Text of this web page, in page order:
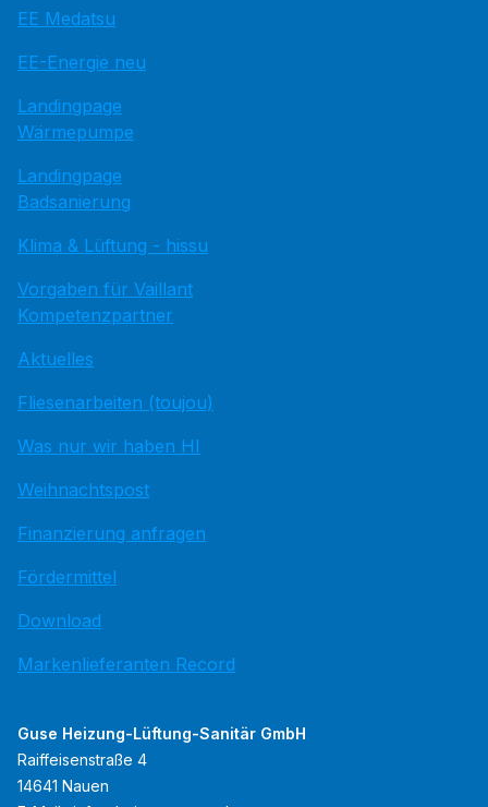
EE Medatsu
EE-Energie neu
Landingpage
Wärmepumpe
Landingpage
Badsanierung
Klima & Lüftung - hissu
Vorgaben für Vaillant
Kompetenzpartner
Aktuelles
Fliesenarbeiten (toujou)
Was nur wir haben HI
Weihnachtspost
Finanzierung anfragen
Fördermittel
Download
Markenlieferanten Record
Guse Heizung-Lüftung-Sanitär GmbH
Raiffeisenstraße 4
14641 Nauen